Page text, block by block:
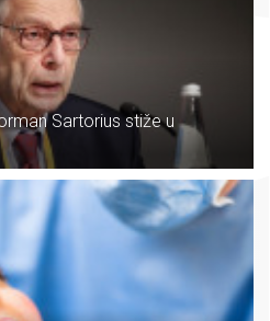
Sartorius stiže u